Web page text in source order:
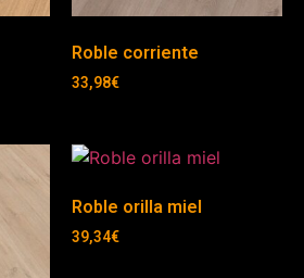
Roble corriente
33,98€
Roble orilla miel
39,34€